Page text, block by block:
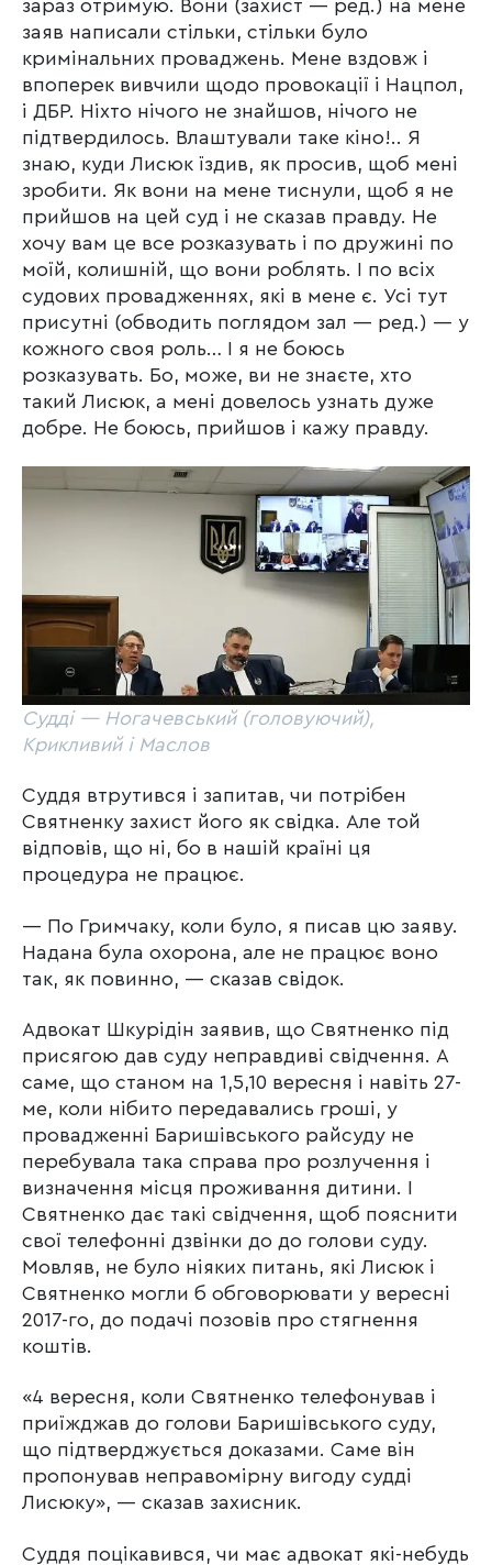
зараз отримую. Вони (захист — ред.) на мене
заяв написали стільки, стільки було
кримінальних проваджень. Мене вздовж і
впоперек вивчили щодо провокації і Нацпол,
і ДБР. Ніхто нічого не знайшов, нічого не
підтвердилось. Влаштували таке кіно!.. Я
знаю, куди Лисюк їздив, як просив, щоб мені
зробити. Як вони на мене тиснули, щоб я не
прийшов на цей суд і не сказав правду. Не
хочу вам це все розказувать і по дружині по
моїй, колишній, що вони роблять. І по всіх
судових провадженнях, які в мене є. Усі тут
присутні (обводить поглядом зал — ред.) — у
кожного своя роль… І я не боюсь
розказувать. Бо, може, ви не знаєте, хто
такий Лисюк, а мені довелось узнать дуже
добре. Не боюсь, прийшов і кажу правду.
Судді — Ногачевський (головуючий),
Крикливий і Маслов
Суддя втрутився і запитав, чи потрібен
Святненку захист його як свідка. Але той
відповів, що ні, бо в нашій країні ця
процедура не працює.
— По Гримчаку, коли було, я писав цю заяву.
Надана була охорона, але не працює воно
так, як повинно, — сказав свідок.
Адвокат Шкурідін заявив, що Святненко під
присягою дав суду неправдиві свідчення. А
саме, що станом на 1,5,10 вересня і навіть 27-
ме, коли нібито передавались гроші, у
провадженні Баришівського райсуду не
перебувала така справа про розлучення і
визначення місця проживання дитини. І
Святненко дає такі свідчення, щоб пояснити
свої телефонні дзвінки до до голови суду.
Мовляв, не було ніяких питань, які Лисюк і
Святненко могли б обговорювати у вересні
2017-го, до подачі позовів про стягнення
коштів.
«4 вересня, коли Святненко телефонував і
приїжджав до голови Баришівського суду,
що підтверджується доказами. Саме він
пропонував неправомірну вигоду судді
Лисюку», — сказав захисник.
Суддя поцікавився, чи має адвокат які-небудь